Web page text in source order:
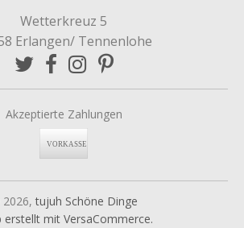
Wetterkreuz 5
Erlangen/ Tennenlohe
Akzeptierte Zahlungen
tujuh Schöne Dinge
erstellt mit VersaCommerce.